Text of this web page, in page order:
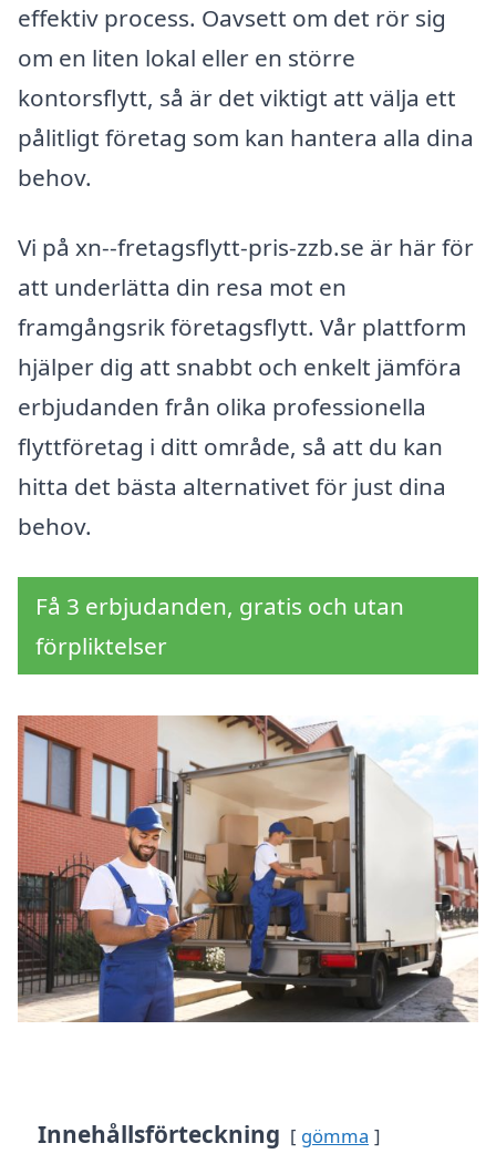
effektiv process. Oavsett om det rör sig
om en liten lokal eller en större
kontorsflytt, så är det viktigt att välja ett
pålitligt företag som kan hantera alla dina
behov.
Vi på xn--fretagsflytt-pris-zzb.se är här för
att underlätta din resa mot en
framgångsrik företagsflytt. Vår plattform
hjälper dig att snabbt och enkelt jämföra
erbjudanden från olika professionella
flyttföretag i ditt område, så att du kan
hitta det bästa alternativet för just dina
behov.
Få 3 erbjudanden, gratis och utan
förpliktelser
Innehållsförteckning gömma